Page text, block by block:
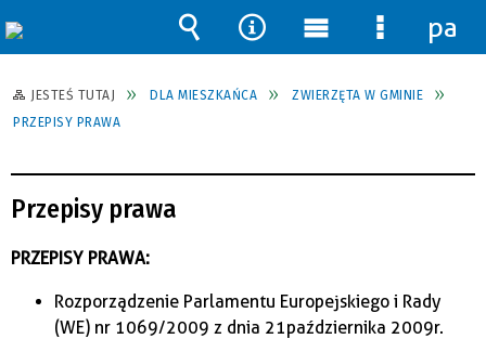
JESTEŚ TUTAJ DLA MIESZKAŃCA
ZWIERZĘTA W GMINIE
PRZEPISY PRAWA
Przepisy prawa
PRZEPISY PRAWA:
Rozporządzenie Parlamentu Europejskiego i Rady
(WE) nr 1069/2009 z dnia 21 października 2009 r.
Wyszukiwarka
Narzędzia
Menu
główne
Menu